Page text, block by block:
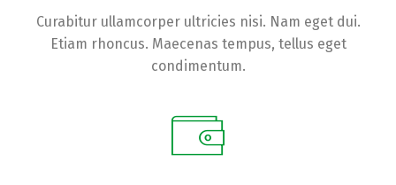
Curabitur ullamcorper ultricies nisi. Nam eget dui.
Etiam rhoncus. Maecenas tempus, tellus eget
condimentum.